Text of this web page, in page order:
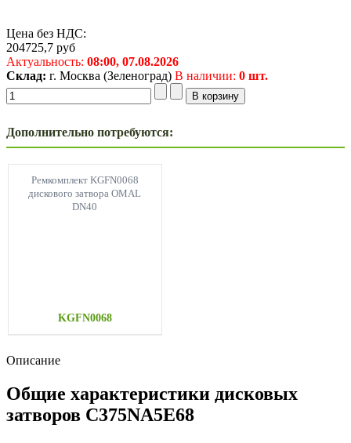
Цена без НДС:
204725,7 руб
Актуальность: 08:00, 07.08.2026
Склад: г. Москва (Зеленоград) В наличии: 0 шт.
Дополнительно потребуются:
Ремкомплект KGFN0068
дискового затвора OMAL
DN40
KGFN0068
Описание
Общие характеристики дисковых
затворов C375NA5E68